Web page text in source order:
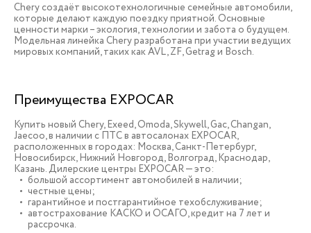
Chery создаёт высокотехнологичные семейные автомобили,
которые делают каждую поездку приятной. Основные
ценности марки – экология, технологии и забота о будущем.
Модельная линейка Chery разработана при участии ведущих
мировых компаний, таких как AVL, ZF, Getrag и Bosch.
Преимущества EXPOCAR
Купить новый Chery, Exeed, Omoda, Skywell, Gac, Changan,
Jaecoo, в наличии c ПТС в автосалонах EXPOCAR,
расположенных в городах: Москва, Санкт-Петербург,
Новосибирск, Нижний Новгород, Волгоград, Краснодар,
Казань. Дилерские центры EXPOCAR — это:
большой ассортимент автомобилей в наличии;
честные цены;
гарантийное и постгарантийное техобслуживание;
автострахование КАСКО и ОСАГО, кредит на 7 лет и
рассрочка.